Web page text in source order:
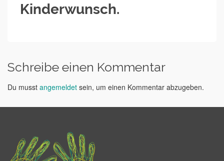
Kinderwunsch.
Schreibe einen Kommentar
Du musst angemeldet sein, um einen Kommentar abzugeben.